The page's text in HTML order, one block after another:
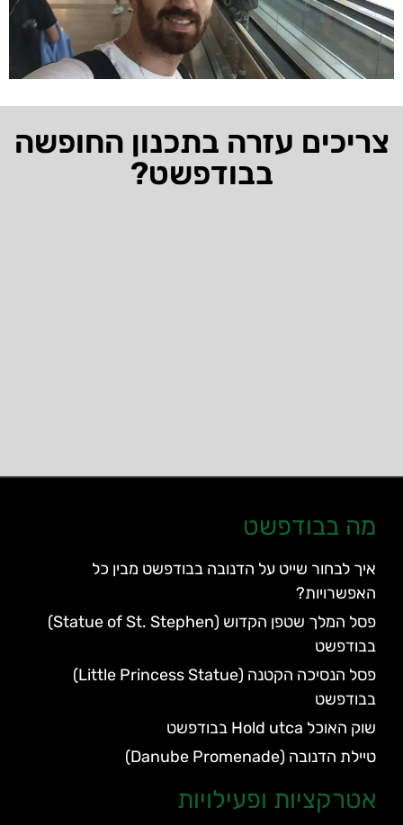
צריכים עזרה בתכנון החופשה
בבודפשט?
מה בבודפשט
איך לבחור שייט על הדנובה בבודפשט מבין כל
האפשרויות?
פסל המלך שטפן הקדוש (Statue of St. Stephen)
בבודפשט
פסל הנסיכה הקטנה (Little Princess Statue)
בבודפשט
שוק האוכל Hold utca בבודפשט
טיילת הדנובה (Danube Promenade)
אטרקציות ופעילויות